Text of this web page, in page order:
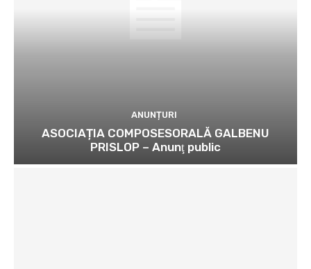
ANUNȚURI
ASOCIAȚIA COMPOSESORALĂ GALBENU
PRISLOP – Anunţ public